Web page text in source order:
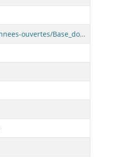
https://stqc380donopppdtce01.blob.core.windows.net/donnees-ouvertes/Base_donnees_lacs_cours_eau/lce_sqlite.zip